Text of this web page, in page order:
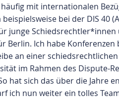
mit internationalen
bei der DIS
junge
Berlin. Ich habe
an einer
im Rahmen des Dispute-
hat sich das über die Jahre
ich nun weiter ein tolles